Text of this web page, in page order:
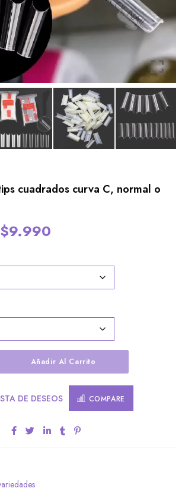
cuadrados curva C, normal o
$9.990
Añadir Al Carrito
DE DESEOS COMPARE